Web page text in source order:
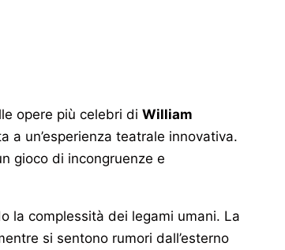
opere più celebri di William
a un’esperienza teatrale innovativa.
gioco di incongruenze e
la complessità dei legami umani. La
si sentono rumori dall’esterno